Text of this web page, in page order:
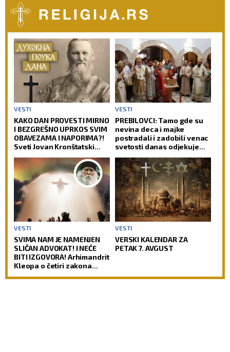
VESTI
KAKO DAN PROVESTI MIRNO
I BEZGREŠNO UPRKOS SVIM
OBAVEZAMA I NAPORIMA?!
Sveti Jovan Kronštatski
samo jedno kad se ujutru
ustane!
VESTI
PREBILOVCI: Tamo gde su
nevina deca i majke
postradali i zadobili venac
svetosti danas odjekuje
VESTI
SVIMA NAM JE NAMENJEN
SLIČAN ADVOKAT! I NEĆE
BITI IZGOVORA! Arhimandrit
Kleopa o četiri zakona
VESTI
VERSKI KALENDAR ZA
PETAK 7. AVGUST